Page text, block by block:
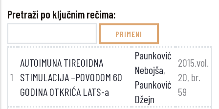
Pretraži po ključnim rečima:
1
AUTOIMUNA TIREOIDNA
STIMULACIJA –POVODOM 60
GODINA OTKRIĆA LATS-a
Paunković
Nebojša,
Paunković
Džejn
2015.vol.
20, br.
59